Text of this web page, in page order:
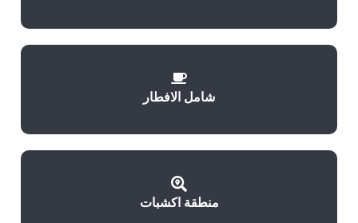
شامل الافطار
منطقة اكشبات